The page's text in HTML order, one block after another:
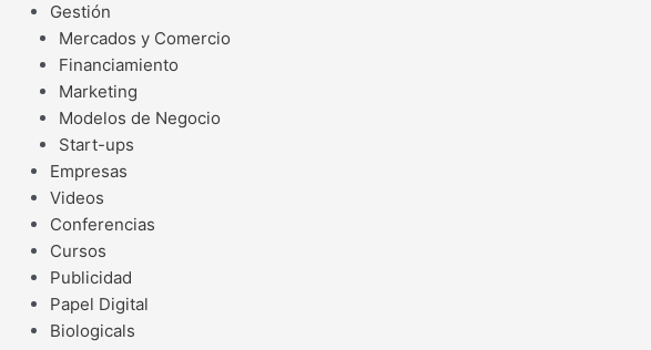
Gestión
Mercados y Comercio
Financiamiento
Marketing
Modelos de Negocio
Start-ups
Empresas
Videos
Conferencias
Cursos
Publicidad
Papel Digital
Biologicals